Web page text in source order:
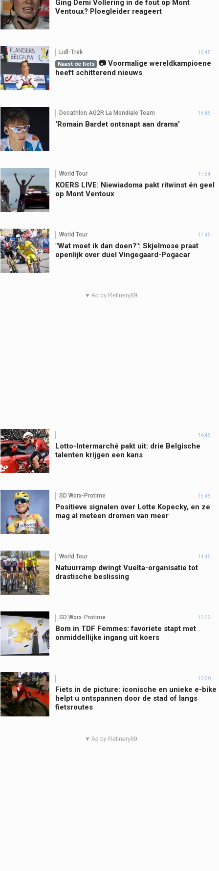
Ging Demi Vollering in de fout op Mont
Ventoux? Ploegleider reageert
Lidl-Trek 19:45
Naast de fiets
📷 Voormalige wereldkampioene
heeft schitterend nieuws
Decathlon AG2R La Mondiale Team 18:45
'Romain Bardet ontsnapt aan drama'
World Tour 17:54
KOERS LIVE: Niewiadoma pakt ritwinst én geel
op Mont Ventoux
World Tour 17:45
"Wat moet ik dan doen?": Skjelmose praat
openlijk over duel Vingegaard-Pogacar
▼ Ad by Refinery89
16:45
Lotto-Intermarché pakt uit: drie Belgische
talenten krijgen een kans
SD Worx-Protime 15:45
Positieve signalen over Lotte Kopecky, en ze
mag al meteen dromen van meer
World Tour 14:45
Natuurramp dwingt Vuelta-organisatie tot
drastische beslissing
SD Worx-Protime 13:39
Bom in TDF Femmes: favoriete stapt met
onmiddellijke ingang uit koers
13:20
Fiets in de picture: iconische en unieke e-bike
helpt u ontspannen door de stad of langs
fietsroutes
▼ Ad by Refinery89